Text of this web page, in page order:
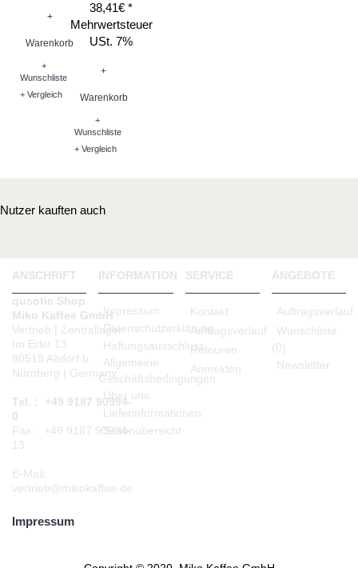
+
Warenkorb
+
Wunschliste
+ Vergleich
38,41€ *
Mehrwertsteuer
USt. 7%
+
Warenkorb
+
Wunschliste
+ Vergleich
Nutzer kauften auch
ANSCHRIFT
qusotic Shop
Miko Kaffee GmbH
Vertrieb | Zentrallager
Im Erlet 13
90518 Altdorf b.
Nürnberg | Germany
Tel. : +49 9187 90994-
0
Fax : +49 9187 90994-
13
E-Mail:
vertrieb@mikokaffee.de
INFORMATION
Impressum
Datenschutzerklärung
Haftungsausschluss
Allgemeine
Geschäftsbedingungen
Über uns
Lieferinformationen
Seitenübersicht
SERVICE
Kontakt
Auftragsverlauf
Retouren
Anmelden
ANGEBOTE
Auftragsverlauf
Wunschliste
(0)
Newsletter
Impressum